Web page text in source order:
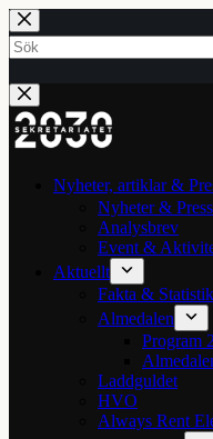
Hoppa
till
innehåll
Inga
resultat
Nyheter, artiklar &
Nyheter & Press
Analysbrev
Event &
Aktuellt
Fakta & Statistik
Almedalen
Program
Laddguldet
HVO
Always Rent